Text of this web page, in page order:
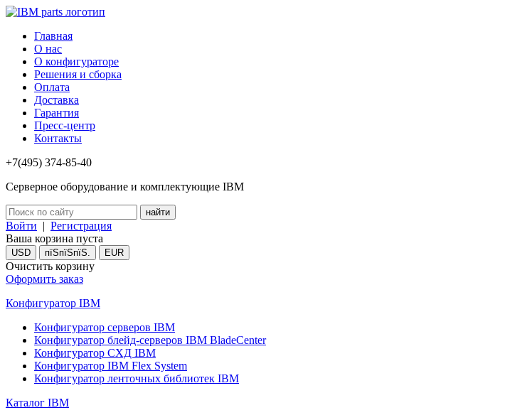
Главная
О нас
О конфигураторе
Решения и сборка
Оплата
Доставка
Гарантия
Пресс-центр
Контакты
+7(495) 374-85-40
Серверное оборудование и комплектующие IBM
Войти | Регистрация
Ваша корзина пуста
USD пїЅпїЅпїЅ. EUR
Очистить корзину
Оформить заказ
Конфигуратор IBM
Конфигуратор серверов IBM
Конфигуратор блейд-серверов IBM BladeCenter
Конфигуратор СХД IBM
Конфигуратор IBM Flex System
Конфигуратор ленточных библиотек IBM
Каталог IBM